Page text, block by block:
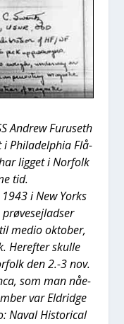
Andrew Furu­seth
i Phila­delp­hia Flå­
lig­get i Nor­folk
tid.
i New Yor­ks
medio okto­ber,
Her­ef­ter skul­le
den 2.-3 nov.
som man nåe­
var Eldrid­ge
Naval Histo­ri­cal